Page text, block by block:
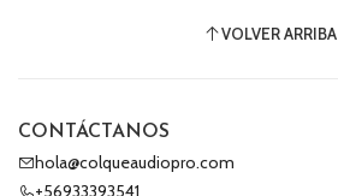
VOLVER ARRIBA
CONTÁCTANOS
hola@colqueaudiopro.com
+56933393541